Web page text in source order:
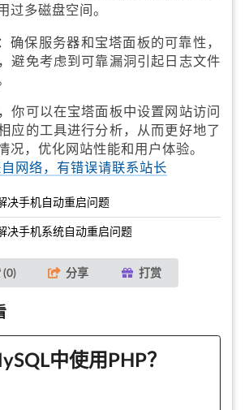
过多磁盘空间。
确保服务器和宝塔面板的可靠性，
避免考虑到可靠漏洞引起日志文件
你可以在宝塔面板中设置网站访问
应的工具进行分析，从而更好地了
况，优化网站性能和用户体验。
网络，有错误请联系站长
决手机自动重启问题
决手机系统自动重启问题
(0) 分享 打赏
中使用PHP？